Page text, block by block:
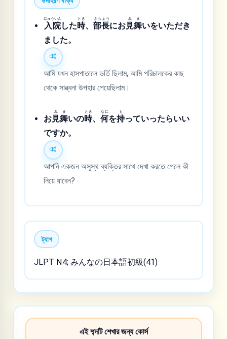
入院
にゅういん
した時
とき
、部長
ぶちょう
にお見舞
みま
いをいただき
ました。
আমি যখন হাসপাতালে ভর্তি ছিলাম, আমি পরিচালকের কাছ
থেকে সান্ত্বনা উপহার পেয়েছিলাম।
お見舞
みま
いの時
とき
、何
なに
を持
も
っていったらいい
ですか。
আপনি একজন অসুস্থ ব্যক্তির সাথে দেখা করতে গেলে কী
নিয়ে যাবেন?
ট্যাগ
JLPT N4; みんなの日本語初級(41)
এই শব্দটি শেখার জন্য কোর্স